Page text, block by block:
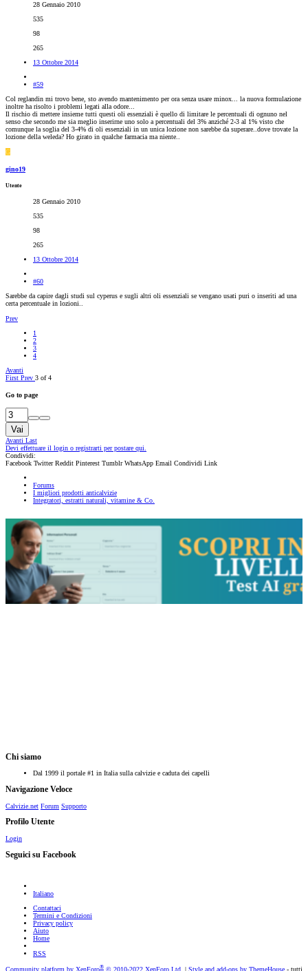
28 Gennaio 2010
535
98
265
13 Ottobre 2014
#59
Col reglandin mi trovo bene, sto avendo mantenimento per ora senza usare minox... la nuova formulazione
inoltre ha risolto i problemi legati alla odore...
Il rischio di mettere insieme tutti questi oli essenziali è quello di limitare le percentuali di ognuno nel
senso che secondo me sia meglio inserirne uno solo a percentuali del 3% anziché 2-3 al 1% visto che
comunque la soglia del 3-4% di oli essenziali in un unica lozione non sarebbe da superare..dove trovate la
lozione della weleda? Ho girato in qualche farmacia ma niente..
G
gino19
Utente
28 Gennaio 2010
535
98
265
13 Ottobre 2014
#60
Sarebbe da capire dagli studi sul cyperus e sugli altri oli essenziali se vengano usati puri o inseriti ad una
certa percentuale in lozioni..
Prev
1
2
3
4
Avanti
First Prev 3 of 4
Go to page
Vai
Avanti Last
Devi effettuare il login o registrarti per postare qui.
Condividi:
Facebook Twitter Reddit Pinterest Tumblr WhatsApp Email Condividi Link
Forums
I migliori prodotti anticalvizie
Integratori, estratti naturali, vitamine & Co.
Chi siamo
Dal 1999 il portale #1 in Italia sulla calvizie e caduta dei capelli
Navigazione Veloce
Calvizie.net Forum Supporto
Profilo Utente
Login
Seguici su Facebook
Italiano
Contattaci
Termini e Condizioni
Privacy policy
Aiuto
Home
RSS
Community platform by XenForo® © 2010-2022 XenForo Ltd. | Style and add-ons by ThemeHouse - tutti